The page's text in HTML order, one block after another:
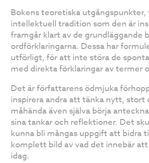
Bokens teoretiska utgångspunkter,
intellektuell tradition som den är
framgår klart av de grundläggande
ordförklaringarna. Dessa har
utförligt, för att inte störa de
med direkta förklaringar av termer
Det är författarens ödmjuka
inspirera andra att tänka nytt, stort
måhända även själva börja
sina tankar och reflektioner. Det
kunna bli mångas uppgift att bidra
komplett bild av vad det innebär
idag.